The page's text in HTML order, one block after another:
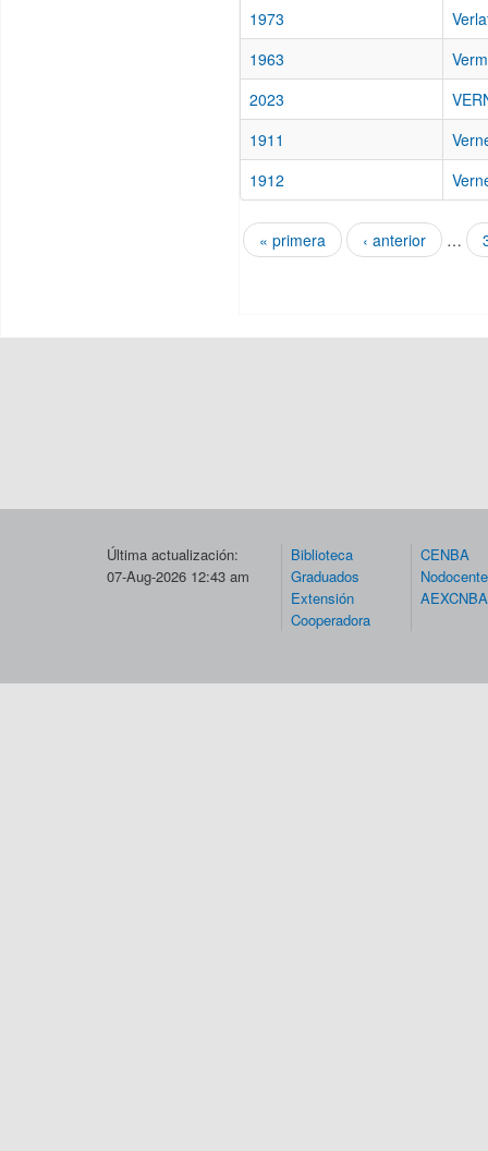
1973
1963
2023
1911
1912
Páginas
« primera ‹ anterior …
Última actualización:
07-Aug-2026 12:43 am
Biblioteca
Graduados
Extensión
Cooperadora
CENBA
AEXCNBA